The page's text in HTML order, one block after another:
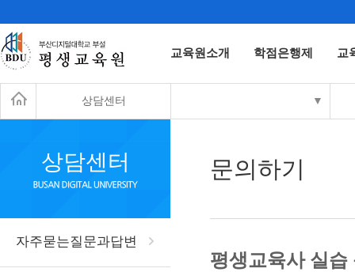
교육원소개 학점은행제 교
상담센터 ▼
상담센터
자주묻는질문과답변
문의하기
평생교육사 실습